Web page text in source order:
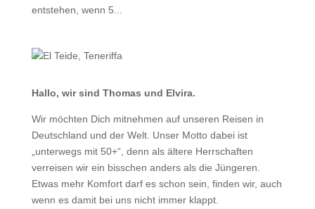
entstehen, wenn 5...
Hallo, wir sind Thomas und Elvira.
Wir möchten Dich mitnehmen auf unseren Reisen in
Deutschland und der Welt. Unser Motto dabei ist
„unterwegs mit 50+“, denn als ältere Herrschaften
verreisen wir ein bisschen anders als die Jüngeren.
Etwas mehr Komfort darf es schon sein, finden wir, auch
wenn es damit bei uns nicht immer klappt.